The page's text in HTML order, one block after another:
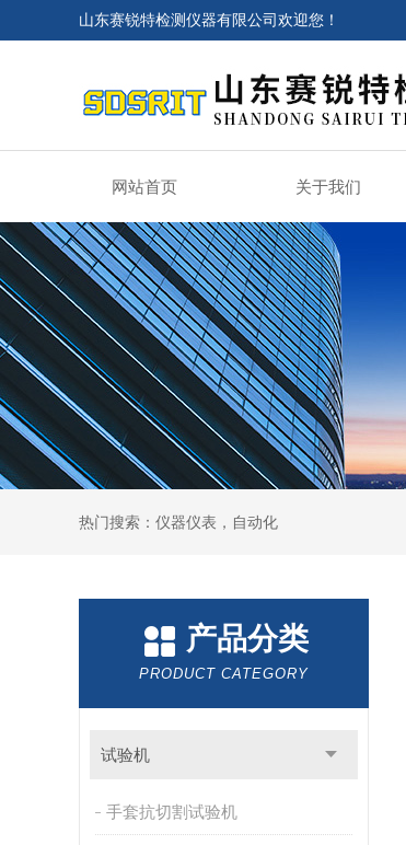
山东赛锐特检测仪器有限公司欢迎您！
网站首页 关于我们
热门搜索：仪器仪表，自动化
产品分类
PRODUCT CATEGORY
试验机
手套抗切割试验机